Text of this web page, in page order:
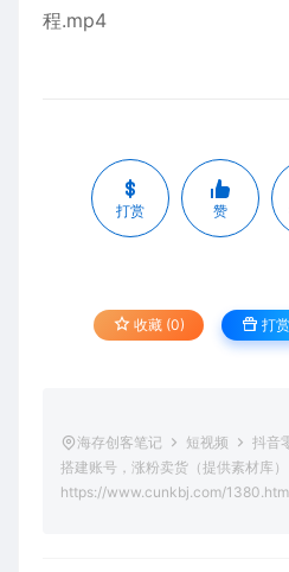
程.mp4
打赏 赞
收藏 (0) 打赏
海存创客笔记 短视频
抖音
搭建账号，涨粉卖货（提供素材库）
https://www.cunkbj.com/